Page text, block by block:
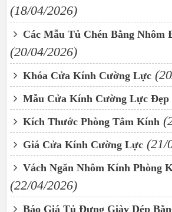
(18/04/2026)
Các Mẫu Tủ Chén Bằng Nhôm
(20/04/2026)
Khóa Cửa Kính Cường Lực
Mẫu Cửa Kính Cường Lực Đẹp
Kích Thước Phòng Tắm Kính
Giá Cửa Kính Cường Lực (21/
Vách Ngăn Nhôm Kính Phòng
(22/04/2026)
Báo Giá Tủ Đựng Giày Dép